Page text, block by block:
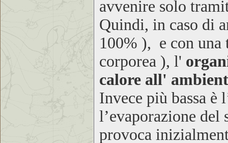
avvenire solo
Quindi, in caso di
100% ), e con una
corporea ), l'
calore all'
Invece più bassa è
l’evaporazione
provoca